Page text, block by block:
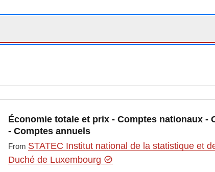
Économie totale et prix - Comptes nationaux -
- Comptes annuels
From STATEC Institut national de la statistique et
Duché de Luxembourg